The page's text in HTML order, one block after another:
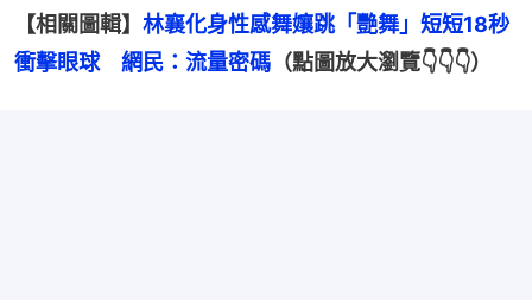
【相關圖輯】 林襄化身性感舞孃跳「艷舞」短短18秒
衝擊眼球　網民：流量密碼 （點圖放大瀏覽👇👇👇）